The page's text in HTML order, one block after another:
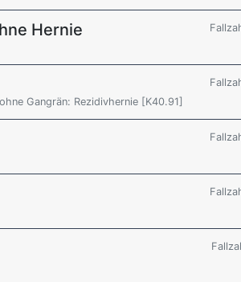
Hernie
Gangrän: Rezidivhernie [K40.91]